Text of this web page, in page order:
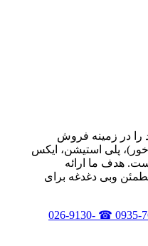
فعاليت خود را در زمينه فروش
پلى استيشن، ايكس
هدف ما ارائه
وبى دغدغه براى
0935-
☎
026-9130-